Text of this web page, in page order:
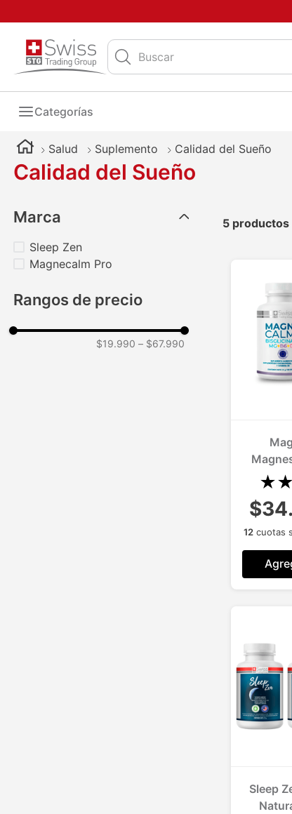
Buscar
Categorías
Salud Suplemento Calidad del Sueño
Calidad del Sueño
Marca
Sleep Zen
Magnecalm Pro
Rangos de precio
$19.990 – $67.990
5 productos
120
★★
12 cuotas
Sleep